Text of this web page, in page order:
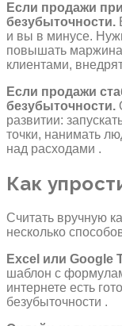
Если продажи
безубыточности.
и вы в минусе.
повышать
клиентами,
Если продажи
безубыточности.
развитии:
точки, нанимать
над расходами .
Как
Считать вручную
несколько
Excel или Google
шаблон с
интернете есть
безубыточности .